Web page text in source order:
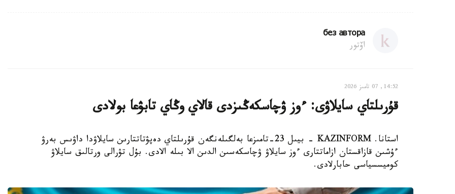
без автора
اۆتور
14:52, 07 تامىز 2026
قۇرىلتاي سايلاۋى: ءوز ۋچاسكەڭىزدى قالاي وڭاي تابۋعا بولادى
استانا. KAZINFORM - بيىل 23-تامىزعا بەلگىلەنگەن قۇرىلتاي دەپۋتاتتارىن سايلاۋدا داۋىس بەرۋ
ءۇشىن قازاقستان ازاماتتارى ءوز سايلاۋ ۋچاسكەسىن الدىن الا بىلە الادى. بۇل تۋرالى ورتالىق سايلاۋ
كوميسسياسى حابارلادى.